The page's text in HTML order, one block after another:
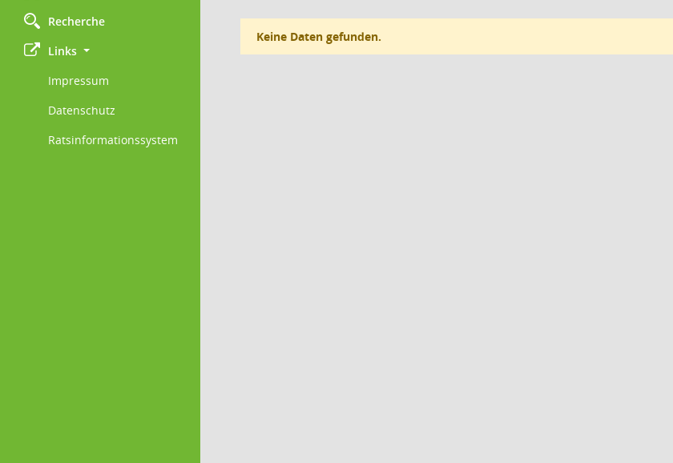
Recherche
Links
Impressum
Datenschutz
Ratsinformationssystem
Keine Daten gefunden.